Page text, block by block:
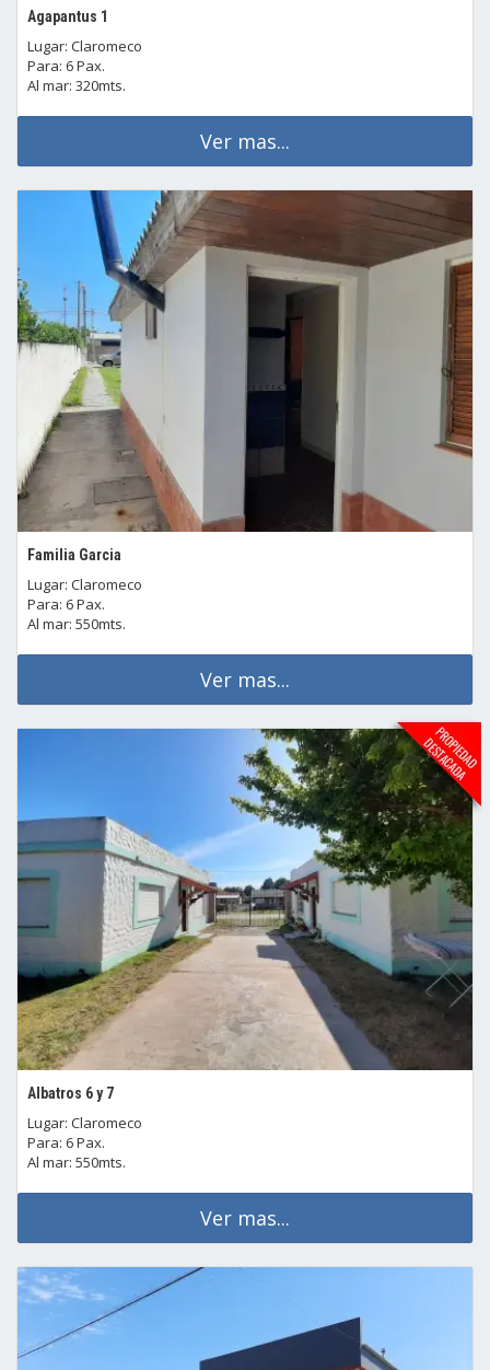
Agapantus 1
Lugar: Claromeco
Para: 6 Pax.
Al mar: 320mts.
Ver mas...
Familia Garcia
Lugar: Claromeco
Para: 6 Pax.
Al mar: 550mts.
Ver mas...
Albatros 6 y 7
Lugar: Claromeco
Para: 6 Pax.
Al mar: 550mts.
Ver mas...